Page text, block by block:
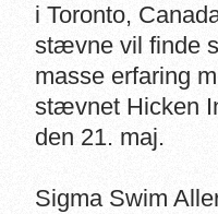
i Toronto,
stævne vil finde
masse erfaring
stævnet Hicken
den 21. maj.
Sigma Swim